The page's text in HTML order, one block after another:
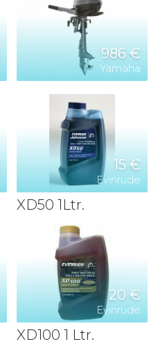
986 €
Yamaha
15 €
Evinrude
XD50 1Ltr.
20 €
Evinrude
XD100 1 Ltr.